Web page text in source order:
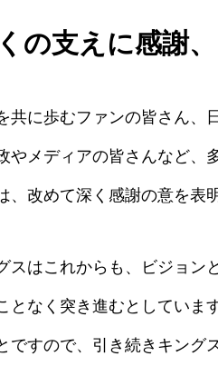
の支えに感謝
共に歩むファンの皆さん、
やメディアの皆さんなど、
、改めて深く感謝の意を表
スはこれからも、ビジョン
となく突き進むとしていま
ですので、引き続きキング